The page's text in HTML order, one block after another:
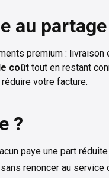
au
premium :
coût tout en restant
votre facture.
?
paye une part
renoncer au service